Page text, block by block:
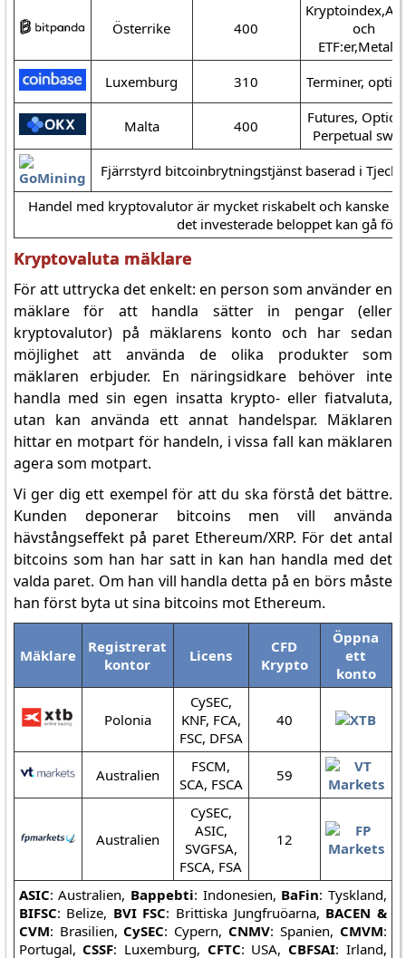
Österrike 400
och
Luxemburg
310 Terminer,
Malta 400
Futures,
Perpetual
Fjärrstyrd bitcoinbrytningstjänst baserad i
Handel med kryptovalutor är mycket riskabelt och kanske
det investerade beloppet kan gå
Kryptovaluta mäklare
För att uttrycka det enkelt: en person som använder en
mäklare för att handla sätter in pengar (eller
kryptovalutor) på mäklarens konto och har sedan
möjlighet att använda de olika produkter som
mäklaren erbjuder. En näringsidkare behöver inte
handla med sin egen insatta krypto- eller fiatvaluta,
utan kan använda ett annat handelspar. Mäklaren
hittar en motpart för handeln, i vissa fall kan mäklaren
agera som motpart.
Vi ger dig ett exempel för att du ska förstå det bättre.
Kunden deponerar bitcoins men vill använda
hävstångseffekt på paret Ethereum/XRP. För det antal
bitcoins som han har satt in kan han handla med det
valda paret. Om han vill handla detta på en börs måste
han först byta ut sina bitcoins mot Ethereum.
Mäklare
Registrerat
kontor
Licens
CFD
Krypto
Öppna
ett
konto
Polonia
CySEC,
KNF, FCA,
FSC, DFSA
40
Australien
FSCM,
SCA, FSCA
59
Australien
CySEC,
ASIC,
SVGFSA,
FSCA, FSA
12
ASIC: Australien, Bappebti: Indonesien, BaFin: Tyskland,
BIFSC: Belize, BVI FSC: Brittiska Jungfruöarna, BACEN &
CVM: Brasilien, CySEC: Cypern, CNMV: Spanien, CMVM:
Portugal, CSSF: Luxemburg, CFTC: USA, CBFSAI: Irland,